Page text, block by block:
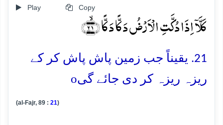
Play Copy
کَلَّاۤ اِذَا دُکَّتِ الۡاَرۡضُ دَکًّا دَکًّا ﴿ۙ۲۱﴾
21. یقیناً جب زمین پاش پاش کر کے
ریزہ ریزہ کر دی جائے گیo
(al-Fajr, 89 : 21)